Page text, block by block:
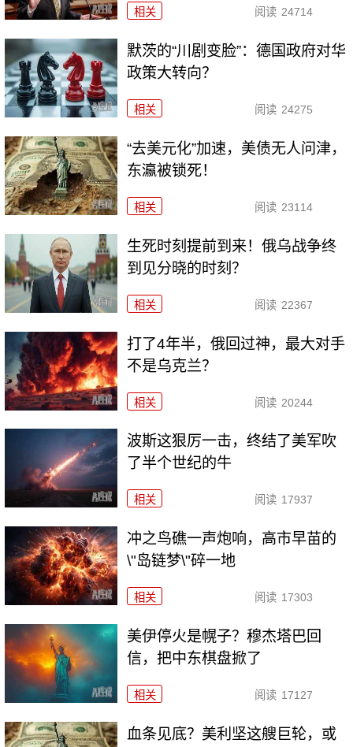
相关 阅读 24714
默茨的“川剧变脸”：德国政府对华
政策大转向？
相关 阅读 24275
“去美元化”加速，美债无人问津，
东瀛被锁死！
相关 阅读 23114
生死时刻提前到来！俄乌战争终
到见分晓的时刻？
相关 阅读 22367
打了4年半，俄回过神，最大对手
不是乌克兰？
相关 阅读 20244
波斯这狠厉一击，终结了美军吹
了半个世纪的牛
相关 阅读 17937
冲之鸟礁一声炮响，高市早苗的
\"岛链梦\"碎一地
相关 阅读 17303
美伊停火是幌子？穆杰塔巴回
信，把中东棋盘掀了
相关 阅读 17127
血条见底？美利坚这艘巨轮，或